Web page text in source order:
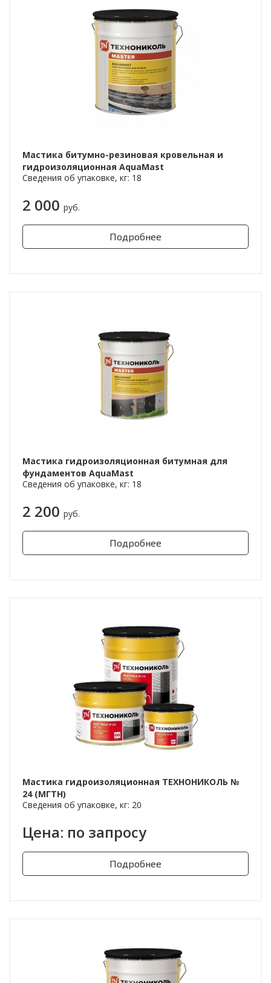
Мастика битумно-резиновая кровельная и
гидроизоляционная AquaMast
Сведения об упаковке, кг: 18
2 000 руб.
Подробнее
Мастика гидроизоляционная битумная для
фундаментов AquaMast
Сведения об упаковке, кг: 18
2 200 руб.
Подробнее
Мастика гидроизоляционная ТЕХНОНИКОЛЬ №
24 (МГТН)
Сведения об упаковке, кг: 20
Цена: по запросу
Подробнее